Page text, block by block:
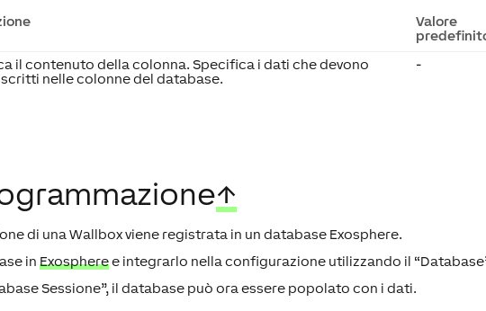
Valore
il contenuto della colonna. Specifica i dati che devono
nelle colonne del database.
-
↑
di una Wallbox viene registrata in un database Exosphere.
inExospheree integrarlo nella configurazione utilizzando il
Sessione”, il database può ora essere popolato con i dati.